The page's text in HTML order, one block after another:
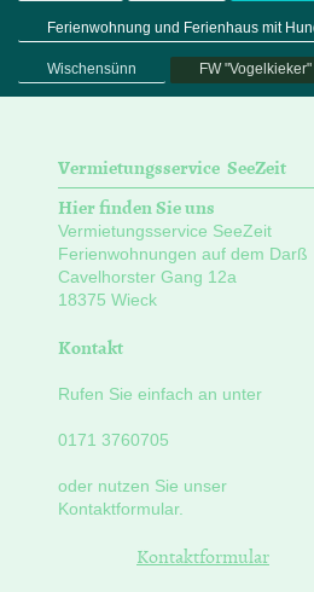
Ferienwohnung und Ferienhaus mit
Wischensünn FW "Vogelkieker"
Vermietungsservice SeeZeit
Hier finden Sie uns
Vermietungsservice SeeZeit
Ferienwohnungen auf dem Darß
Cavelhorster Gang 12a
18375 Wieck
Kontakt
Rufen Sie einfach an unter
0171 3760705
oder nutzen Sie unser
Kontaktformular.
Kontaktformular